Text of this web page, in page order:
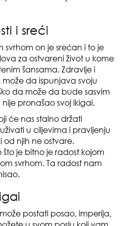
i sreći
svrhom on je srećan i to je
za ostvareni život u kome
šansama. Zdravlje i
da ispunjava svoju
da može da bude sasvim
pronašao svoj ikigai.
će nas stalno držati
u ciljevima i pravljenju
od njih ne ostvare.
je bitno je radost kojom
svrhom. Ta radost nam
postati posao, imperija,